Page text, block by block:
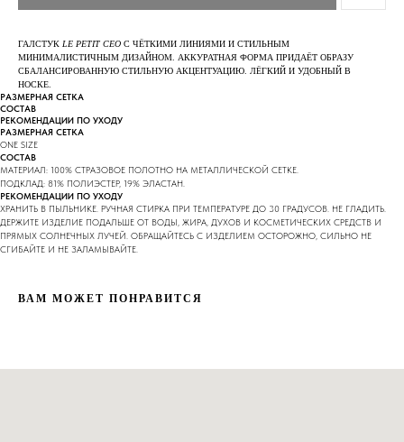
ГАЛСТУК LE PETIT CEO С ЧЁТКИМИ ЛИНИЯМИ И СТИЛЬНЫМ
МИНИМАЛИСТИЧНЫМ ДИЗАЙНОМ. АККУРАТНАЯ ФОРМА ПРИДАЁТ ОБРАЗУ
СБАЛАНСИРОВАННУЮ СТИЛЬНУЮ АКЦЕНТУАЦИЮ. ЛЁГКИЙ И УДОБНЫЙ В
НОСКЕ.
РАЗМЕРНАЯ СЕТКА
СОСТАВ
РЕКОМЕНДАЦИИ ПО УХОДУ
РАЗМЕРНАЯ СЕТКА
ONE SIZE
СОСТАВ
МАТЕРИАЛ: 100% СТРАЗОВОЕ ПОЛОТНО НА МЕТАЛЛИЧЕСКОЙ СЕТКЕ.
ПОДКЛАД: 81% ПОЛИЭСТЕР, 19% ЭЛАСТАН.
РЕКОМЕНДАЦИИ ПО УХОДУ
ХРАНИТЬ В ПЫЛЬНИКЕ. РУЧНАЯ СТИРКА ПРИ ТЕМПЕРАТУРЕ ДО 30 ГРАДУСОВ. НЕ ГЛАДИТЬ.
ДЕРЖИТЕ ИЗДЕЛИЕ ПОДАЛЬШЕ ОТ ВОДЫ, ЖИРА, ДУХОВ И КОСМЕТИЧЕСКИХ СРЕДСТВ И
ПРЯМЫХ СОЛНЕЧНЫХ ЛУЧЕЙ. ОБРАЩАЙТЕСЬ С ИЗДЕЛИЕМ ОСТОРОЖНО, СИЛЬНО НЕ
СГИБАЙТЕ И НЕ ЗАЛАМЫВАЙТЕ.
ВАМ МОЖЕТ ПОНРАВИТСЯ